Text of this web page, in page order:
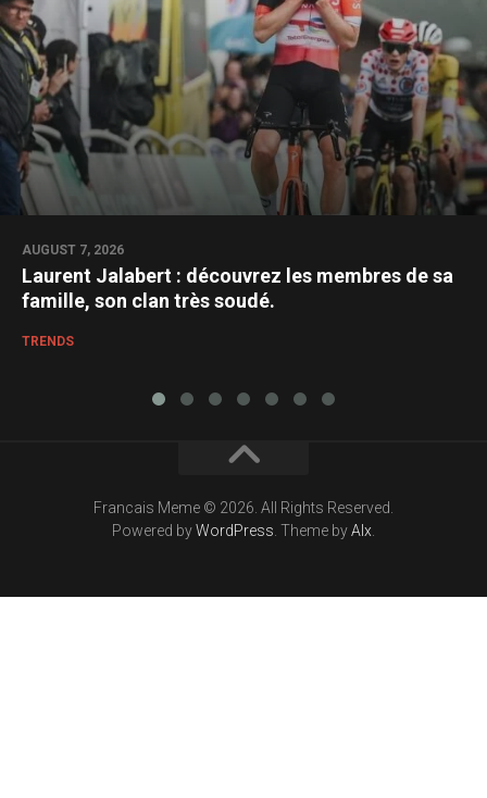
AUGUST 7, 2026
Laurent Jalabert : découvrez les membres de sa
famille, son clan très soudé.
TRENDS
Francais Meme © 2026. All Rights Reserved.
Powered byWordPress . Theme byAlx